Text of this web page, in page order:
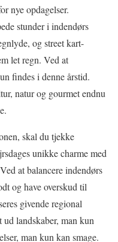
nye opdagelser.
stunder i indendørs
og street kart-
let regn. Ved at
findes i denne årstid.
natur og gourmet endnu
skal du tjekke
unikke charme med
at balancere indendørs
og have overskud til
givende regional
landskaber, man kun
man kun kan smage.